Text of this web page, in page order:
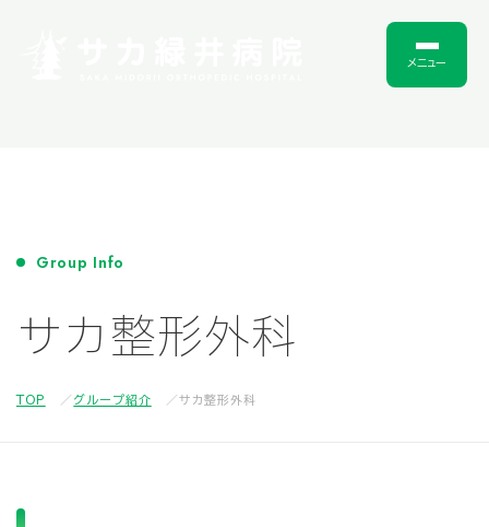
メニュー
Group Info
サカ整形外科
TOP グループ紹介 サカ整形外科